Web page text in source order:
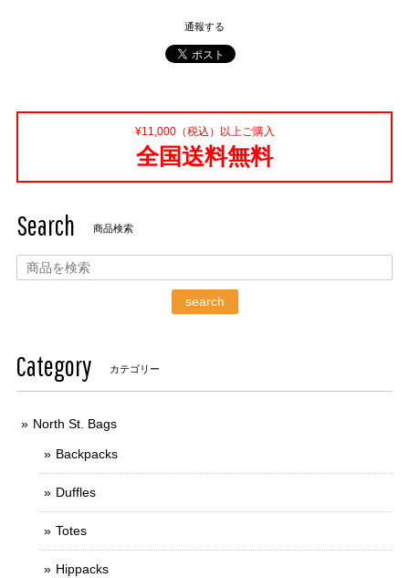
通報する
¥11,000（税込）以上ご購入
全国送料無料
Search 商品検索
search
Category カテゴリー
North St. Bags
Backpacks
Duffles
Totes
Hippacks